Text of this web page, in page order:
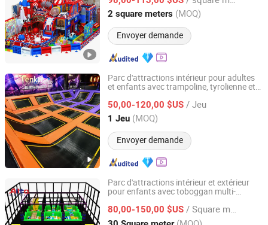
2 square meters (MOQ)
Envoyer demande
Zhejiang, China Depuis 2025
Parc d'attractions intérieur pour adultes
et enfants avec trampoline, tyrolienne et
50,00-120,00 $US / Jeu
1 Jeu (MOQ)
Envoyer demande
Hangzhou Hogwood Amusement Equipment Co., Ltd.
Zhejiang, China Depuis 2025
Parc d'attractions intérieur et extérieur
pour enfants avec toboggan multi-
80,00-150,00 $US / Square meter
Wenzhou Alita Technology Co., Ltd.
Zhejiang, China Depuis 2025